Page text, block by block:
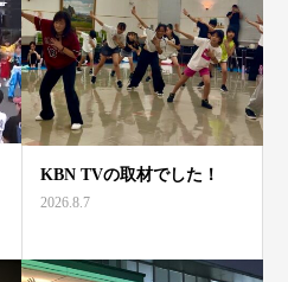
KBN TVの取材でした！
2026.8.7